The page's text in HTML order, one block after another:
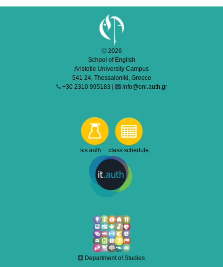
2026
School of English
Aristotle University Campus
541 24, Thessaloniki, Greece
+30 2310 995183 |
info@enl.auth.gr
sis.auth class schedule
Department of Studies